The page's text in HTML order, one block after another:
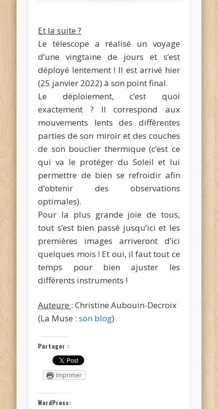
Et la suite ?
Le télescope a réalisé un voyage
d’une vingtaine de jours et s’est
déployé lentement ! Il est arrivé hier
(25 janvier 2022) à son point final.
Le déploiement, c’est quoi
exactement ? Il correspond aux
mouvements lents des différentes
parties de son miroir et des couches
de son bouclier thermique (c’est ce
qui va le protéger du Soleil et lui
permettre de bien se refroidir afin
d’obtenir des observations
optimales).
Pour la plus grande joie de tous,
tout s’est bien passé jusqu’ici et les
premières images arriveront d’ici
quelques mois ! Et oui, il faut tout ce
temps pour bien ajuster les
différents instruments !
Auteure : Christine Aubouin-Decroix
(La Muse :son blog)
Partager :
Imprimer
WordPress: